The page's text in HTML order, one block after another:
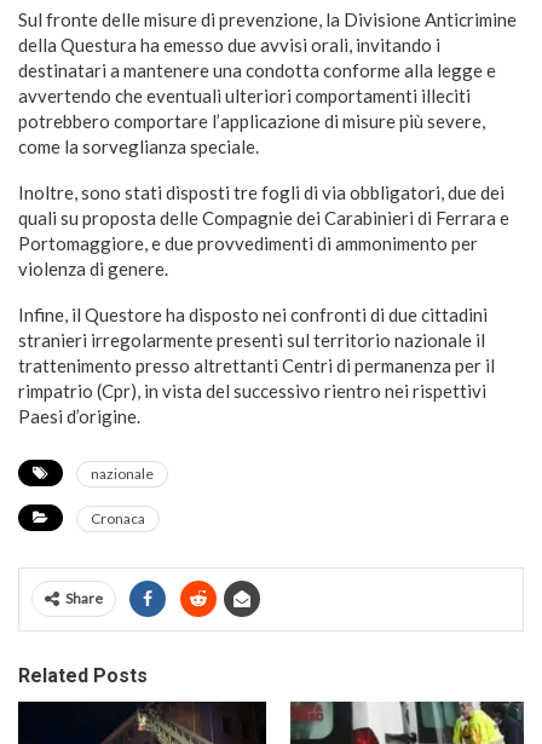
Sul fronte delle misure di prevenzione, la Divisione Anticrimine
della Questura ha emesso due avvisi orali, invitando i
destinatari a mantenere una condotta conforme alla legge e
avvertendo che eventuali ulteriori comportamenti illeciti
potrebbero comportare l’applicazione di misure più severe,
come la sorveglianza speciale.
Inoltre, sono stati disposti tre fogli di via obbligatori, due dei
quali su proposta delle Compagnie dei Carabinieri di Ferrara e
Portomaggiore, e due provvedimenti di ammonimento per
violenza di genere.
Infine, il Questore ha disposto nei confronti di due cittadini
stranieri irregolarmente presenti sul territorio nazionale il
trattenimento presso altrettanti Centri di permanenza per il
rimpatrio (Cpr), in vista del successivo rientro nei rispettivi
Paesi d’origine.
nazionale
Cronaca
Share
Related Posts